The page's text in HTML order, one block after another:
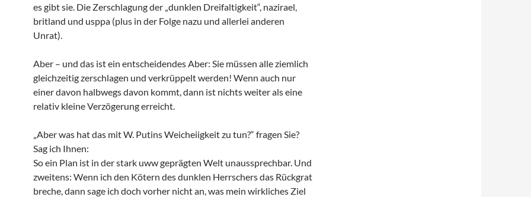
es gibt sie. Die Zerschlagung der „dunklen Dreifaltigkeit“, nazirael,
britland und usppa (plus in der Folge nazu und allerlei anderen
Unrat).
Aber – und das ist ein entscheidendes Aber: Sie müssen alle ziemlich
gleichzeitig zerschlagen und verkrüppelt werden! Wenn auch nur
einer davon halbwegs davon kommt, dann ist nichts weiter als eine
relativ kleine Verzögerung erreicht.
„Aber was hat das mit W. Putins Weicheiigkeit zu tun?“ fragen Sie?
Sag ich Ihnen:
So ein Plan ist in der stark uww geprägten Welt unaussprechbar. Und
zweitens: Wenn ich den Kötern des dunklen Herrschers das Rückgrat
breche, dann sage ich doch vorher nicht an, was mein wirkliches Ziel